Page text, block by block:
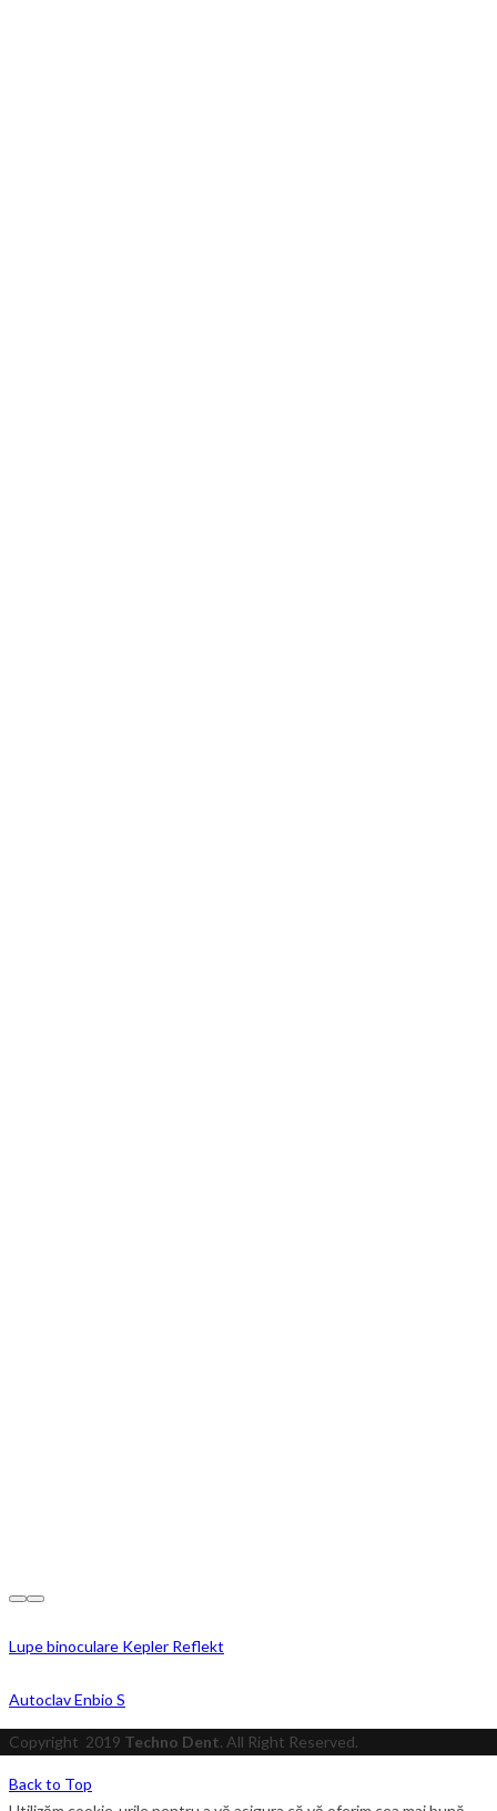
Lupe binoculare Kepler Reflekt
Autoclav Enbio S
Copyright 2019 Techno Dent. All Right Reserved.
Back to Top